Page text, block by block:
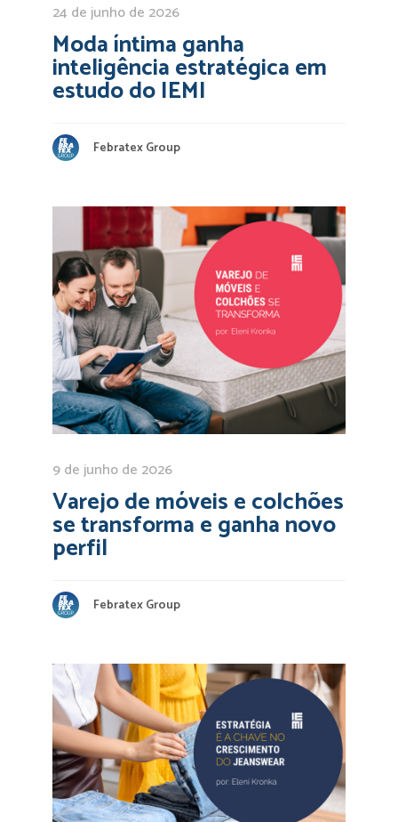
24 de junho de 2026
Moda íntima ganha
inteligência estratégica em
estudo do IEMI
Febratex Group
9 de junho de 2026
Varejo de móveis e colchões
se transforma e ganha novo
perfil
Febratex Group